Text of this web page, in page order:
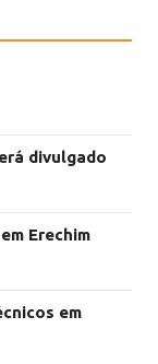
divulgado
Erechim
em